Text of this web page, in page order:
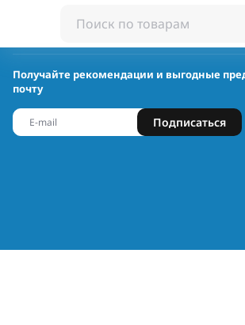
Получайте рекомендации и выгодные
почту
Подписаться